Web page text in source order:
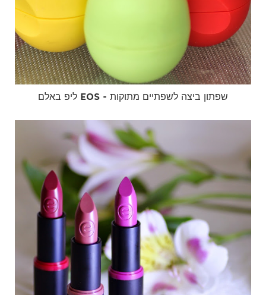
ליפ באלם EOS - שפתון ביצה לשפתיים מתוקות